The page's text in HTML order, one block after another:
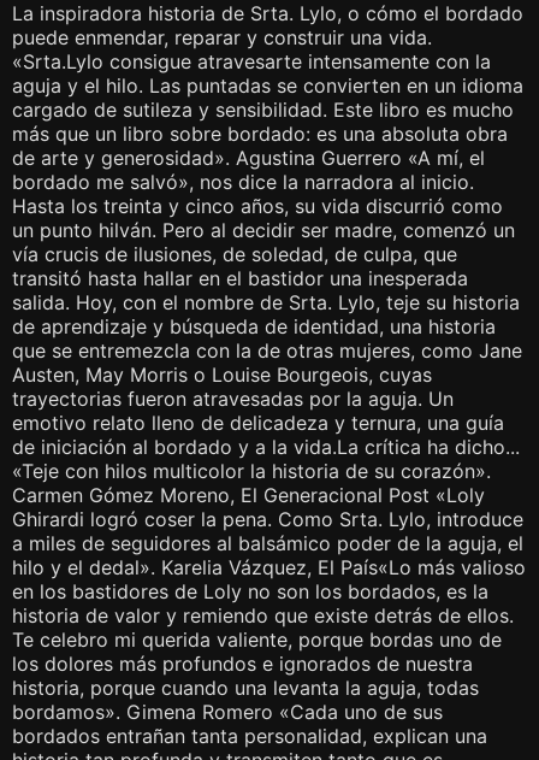
La inspiradora historia de Srta. Lylo, o cómo el bordado
puede enmendar, reparar y construir una vida.
«Srta.Lylo consigue atravesarte intensamente con la
aguja y el hilo. Las puntadas se convierten en un idioma
cargado de sutileza y sensibilidad. Este libro es mucho
más que un libro sobre bordado: es una absoluta obra
de arte y generosidad». Agustina Guerrero «A mí, el
bordado me salvó», nos dice la narradora al inicio.
Hasta los treinta y cinco años, su vida discurrió como
un punto hilván. Pero al decidir ser madre, comenzó un
vía crucis de ilusiones, de soledad, de culpa, que
transitó hasta hallar en el bastidor una inesperada
salida. Hoy, con el nombre de Srta. Lylo, teje su historia
de aprendizaje y búsqueda de identidad, una historia
que se entremezcla con la de otras mujeres, como Jane
Austen, May Morris o Louise Bourgeois, cuyas
trayectorias fueron atravesadas por la aguja. Un
emotivo relato lleno de delicadeza y ternura, una guía
de iniciación al bordado y a la vida.La crítica ha dicho...
«Teje con hilos multicolor la historia de su corazón».
Carmen Gómez Moreno, El Generacional Post «Loly
Ghirardi logró coser la pena. Como Srta. Lylo, introduce
a miles de seguidores al balsámico poder de la aguja, el
hilo y el dedal». Karelia Vázquez, El País«Lo más valioso
en los bastidores de Loly no son los bordados, es la
historia de valor y remiendo que existe detrás de ellos.
Te celebro mi querida valiente, porque bordas uno de
los dolores más profundos e ignorados de nuestra
historia, porque cuando una levanta la aguja, todas
bordamos». Gimena Romero «Cada uno de sus
bordados entrañan tanta personalidad, explican una